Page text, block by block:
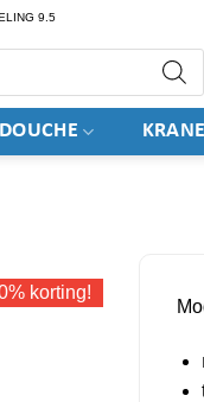
9.5
DOUCHE
korting!